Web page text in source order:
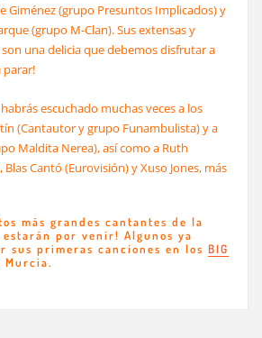
Giménez (grupo Presuntos Implicados) y
(grupo M-Clan). Sus extensas y
una delicia que debemos disfrutar a
parar!
escuchado muchas veces a los
(Cantautor y grupo Funambulista) y a
Maldita Nerea), así como a Ruth
Cantó (Eurovisión) y Xuso Jones, más
más grandes cantantes de la
estarán por venir! Algunos ya
sus primeras canciones en los BIG
Murcia.